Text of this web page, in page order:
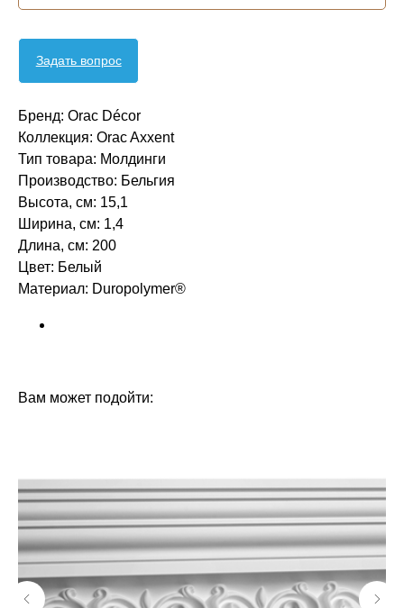
Задать вопрос
Бренд: Orac Décor
Коллекция: Orac Axxent
Тип товара: Молдинги
Производство: Бельгия
Высота, см: 15,1
Ширина, см: 1,4
Длина, см: 200
Цвет: Белый
Материал: Duropolymer®
Вам может подойти: